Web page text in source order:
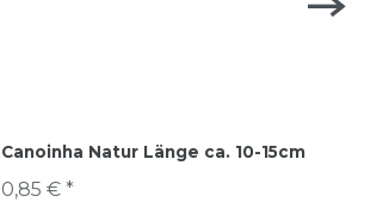
Canoinha Natur Länge ca. 10-15cm
0,85 € *